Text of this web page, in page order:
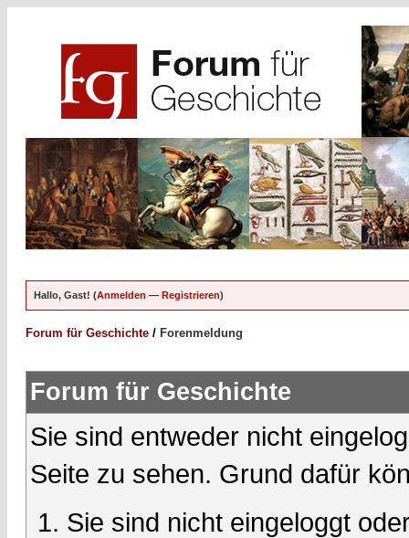
Hallo, Gast! (Anmelden — Registrieren)
Forum für Geschichte / Forenmeldung
Forum für Geschichte
Sie sind entweder nicht
Seite zu sehen. Grund dafür
Sie sind nicht eingeloggt